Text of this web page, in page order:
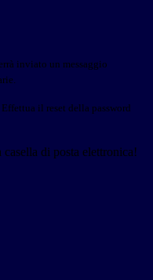
inviato un messaggio
il reset della password
di posta elettronica!